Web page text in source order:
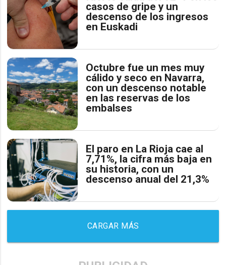
casos de gripe y un
descenso de los ingresos
en Euskadi
Octubre fue un mes muy
cálido y seco en Navarra,
con un descenso notable
en las reservas de los
embalses
El paro en La Rioja cae al
7,71%, la cifra más baja en
su historia, con un
descenso anual del 21,3%
CARGAR MÁS